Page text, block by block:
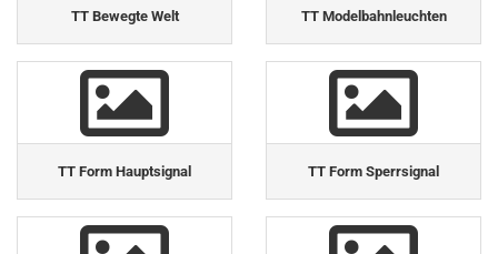
TT Bewegte Welt TT Modelbahnleuchten
TT Form Hauptsignal TT Form Sperrsignal